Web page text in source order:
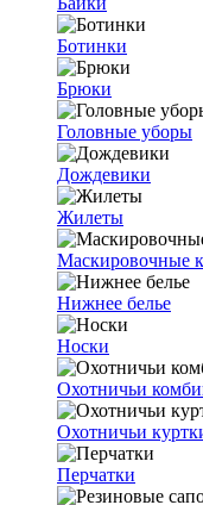
Ботинки
Брюки
Головные уборы
Дождевики
Жилеты
Маскировочные
Нижнее белье
Носки
Охотничьи
Охотничьи
Перчатки